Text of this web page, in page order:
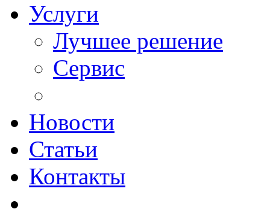
Услуги
Лучшее решение
Сервис
Новости
Статьи
Контакты